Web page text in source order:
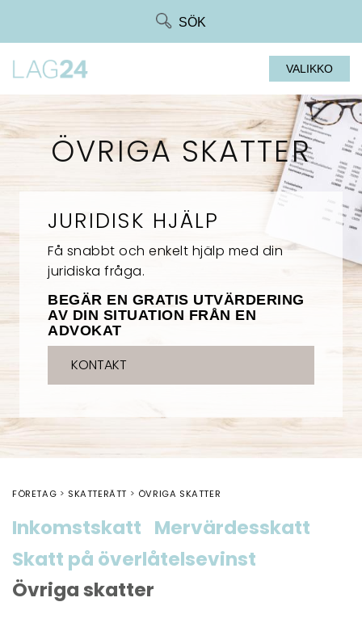
SÖK
VALIKKO
ÖVRIGA SKATTER
JURIDISK HJÄLP
Få snabbt och enkelt hjälp med din
juridiska fråga.
BEGÄR EN GRATIS UTVÄRDERING
AV DIN SITUATION FRÅN EN
ADVOKAT
KONTAKT
FÖRETAG SKATTERÄTT ÖVRIGA SKATTER
Inkomstskatt Mervärdesskatt
Skatt på överlåtelsevinst
Övriga skatter